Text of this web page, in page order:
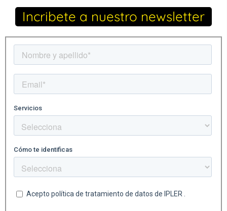
Incribete a nuestro newsletter